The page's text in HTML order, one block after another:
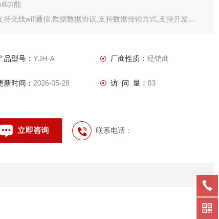
功能
持无线wifi通信,数据数据协议,支持数据传输方式,支持开发
品型号： YJH-A 厂商性质： 经销商
新时间： 2026-05-28 访 问 量： 83
立即咨询 联系电话：